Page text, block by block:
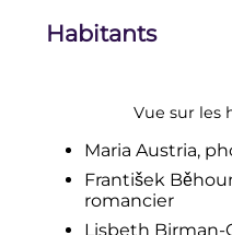
Habitants
Vue sur les
Maria Austria,
František
romancier
Lisbeth Birman-